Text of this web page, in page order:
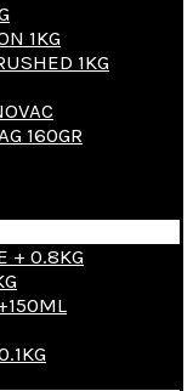
1KG
1KG
160GR
+ 0.8KG